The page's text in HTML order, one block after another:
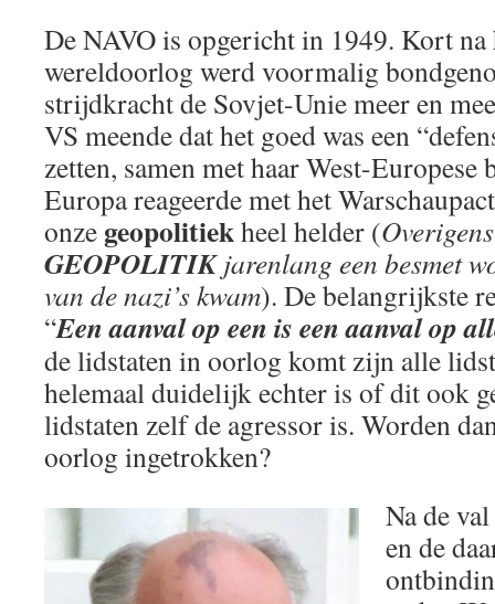
De NAVO is opgericht in 1949. Kort na
wereldoorlog werd voormalig
strijdkracht de Sovjet-Unie meer en
VS meende dat het goed was een
zetten, samen met haar West-Europese
Europa reageerde met het
onzegeopolitiekheel helder (
GEOPOLITIKjarenlang een besmet
van de nazi’s kwam). De belangrijkste
“Een aanval op een is een aanval op
de lidstaten in oorlog komt zijn alle
helemaal duidelijk echter is of dit ook
lidstaten zelf de agressor is. Worden
oorlog ingetrokken?
Na de
en de